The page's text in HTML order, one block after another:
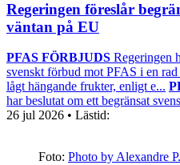
Regeringen föreslår
väntan på EU
PFAS FÖRBJUDS Regeringen
svenskt förbud mot PFAS i en
lågt hängande frukter, enligt e...
har beslutat om ett begränsat
26 jul 2026 • Lästid:
Foto: Photo by Alexandre